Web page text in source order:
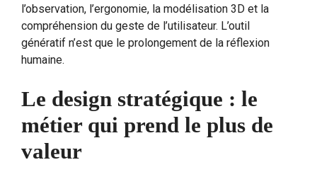
l’observation, l’ergonomie, la modélisation 3D et la
compréhension du geste de l’utilisateur. L’outil
génératif n’est que le prolongement de la réflexion
humaine.
Le design stratégique : le
métier qui prend le plus de
valeur